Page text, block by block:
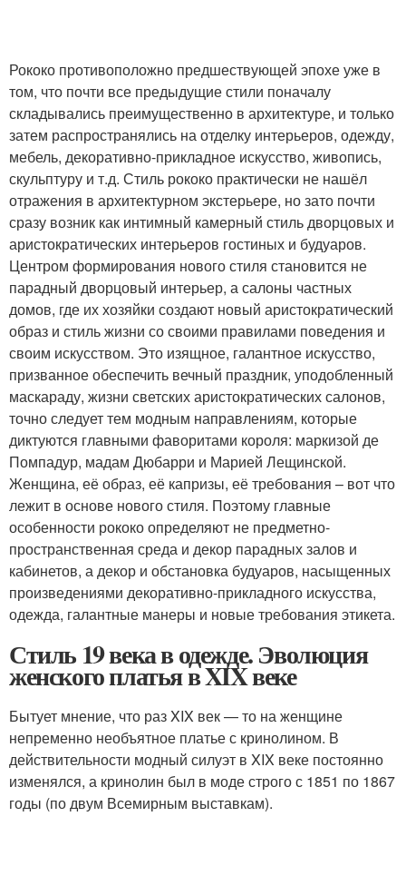
Рококо противоположно предшествующей эпохе уже в
том, что почти все предыдущие стили поначалу
складывались преимущественно в архитектуре, и только
затем распространялись на отделку интерьеров, одежду,
мебель, декоративно-прикладное искусство, живопись,
скульптуру и т.д. Стиль рококо практически не нашёл
отражения в архитектурном экстерьере, но зато почти
сразу возник как интимный камерный стиль дворцовых и
аристократических интерьеров гостиных и будуаров.
Центром формирования нового стиля становится не
парадный дворцовый интерьер, а салоны частных
домов, где их хозяйки создают новый аристократический
образ и стиль жизни со своими правилами поведения и
своим искусством. Это изящное, галантное искусство,
призванное обеспечить вечный праздник, уподобленный
маскараду, жизни светских аристократических салонов,
точно следует тем модным направлениям, которые
диктуются главными фаворитами короля: маркизой де
Помпадур, мадам Дюбарри и Марией Лещинской.
Женщина, её образ, её капризы, её требования – вот что
лежит в основе нового стиля. Поэтому главные
особенности рококо определяют не предметно-
пространственная среда и декор парадных залов и
кабинетов, а декор и обстановка будуаров, насыщенных
произведениями декоративно-прикладного искусства,
одежда, галантные манеры и новые требования этикета.
Стиль 19 века в одежде. Эволюция
женского платья в XIX веке
Бытует мнение, что раз XIX век — то на женщине
непременно необъятное платье с кринолином. В
действительности модный силуэт в XIX веке постоянно
изменялся, а кринолин был в моде строго с 1851 по 1867
годы (по двум Всемирным выставкам).